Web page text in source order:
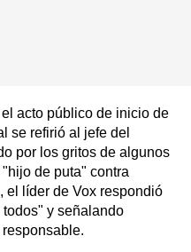
acto público de inicio de
se refirió al jefe del
por los gritos de algunos
de puta" contra
el líder de Vox respondió
y señalando